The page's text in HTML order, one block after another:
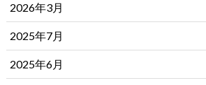
2026年3月
2025年7月
2025年6月